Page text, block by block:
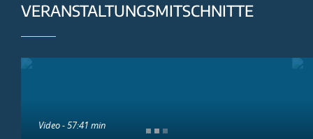
VERANSTALTUNGSMITSCHNITTE
Video - 57:41 min